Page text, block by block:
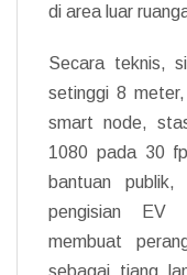
di area luar
Secara teknis,
setinggi 8
smart node,
1080 pada 30
bantuan
pengisian EV
membuat
sebagai tiang